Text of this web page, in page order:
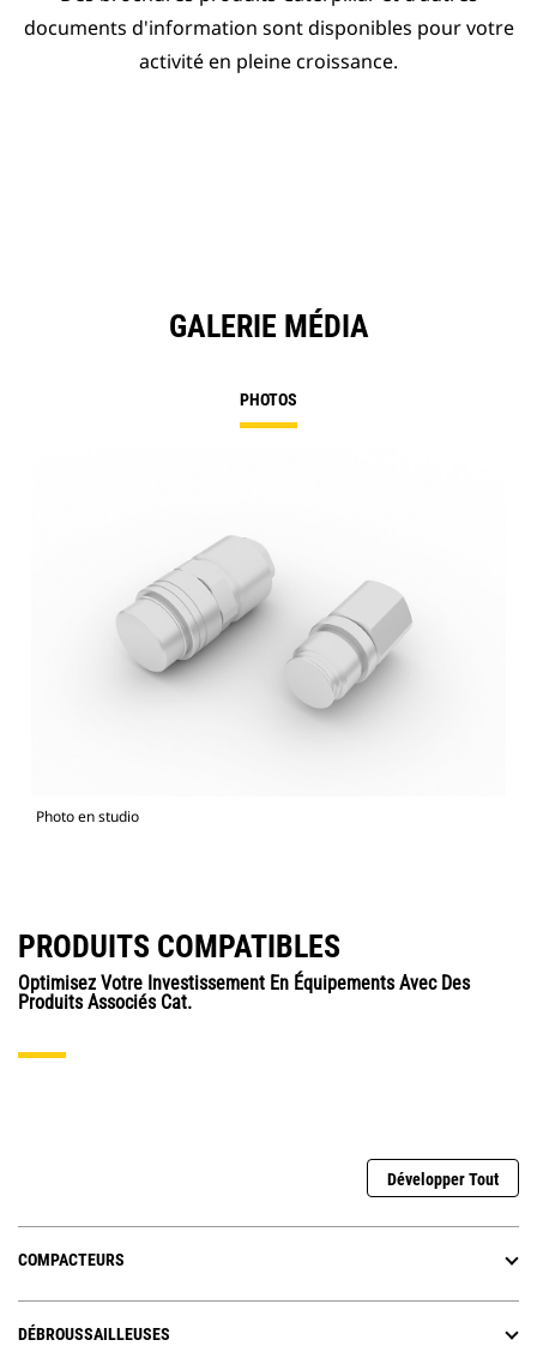
documents d'information sont disponibles pour votre
activité en pleine croissance.
GALERIE MÉDIA
PHOTOS
Photo en studio
PRODUITS COMPATIBLES
Optimisez Votre Investissement En Équipements Avec Des
Produits Associés Cat.
Développer Tout
COMPACTEURS
DÉBROUSSAILLEUSES